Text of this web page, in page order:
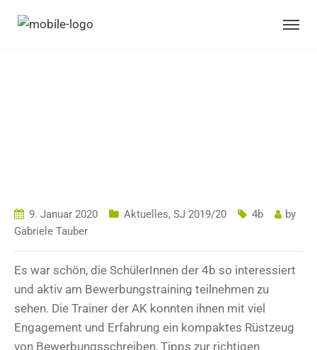
9. Januar 2020 Aktuelles, SJ 2019/20 4b
by
Gabriele Tauber
Es war schön, die SchülerInnen der 4b so interessiert
und aktiv am Bewerbungstraining teilnehmen zu
sehen. Die Trainer der AK konnten ihnen mit viel
Engagement und Erfahrung ein kompaktes Rüstzeug
von Bewerbungsschreiben, Tipps zur richtigen